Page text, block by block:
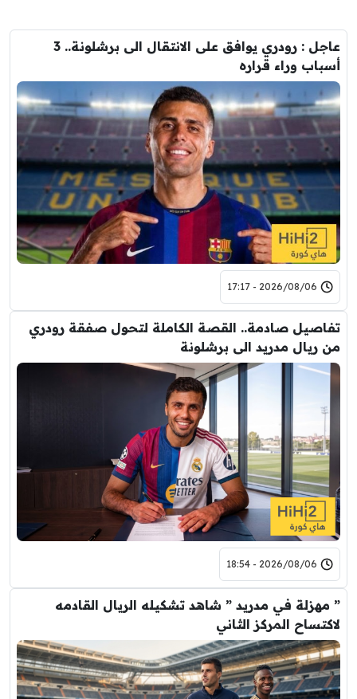
عاجل : رودري يوافق على الانتقال الى برشلونة.. 3
أسباب وراء قراره
2026/08/06 - 17:17
تفاصيل صادمة.. القصة الكاملة لتحول صفقة رودري
من ريال مدريد الى برشلونة
2026/08/06 - 18:54
” مهزلة في مدريد ” شاهد تشكيله الريال القادمه
لاكتساح المركز الثاني